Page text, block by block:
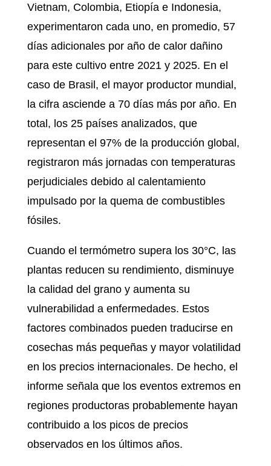
Vietnam, Colombia, Etiopía e Indonesia,
experimentaron cada uno, en promedio, 57
días adicionales por año de calor dañino
para este cultivo entre 2021 y 2025. En el
caso de Brasil, el mayor productor mundial,
la cifra asciende a 70 días más por año. En
total, los 25 países analizados, que
representan el 97% de la producción global,
registraron más jornadas con temperaturas
perjudiciales debido al calentamiento
impulsado por la quema de combustibles
fósiles.
Cuando el termómetro supera los 30°C, las
plantas reducen su rendimiento, disminuye
la calidad del grano y aumenta su
vulnerabilidad a enfermedades. Estos
factores combinados pueden traducirse en
cosechas más pequeñas y mayor volatilidad
en los precios internacionales. De hecho, el
informe señala que los eventos extremos en
regiones productoras probablemente hayan
contribuido a los picos de precios
observados en los últimos años.